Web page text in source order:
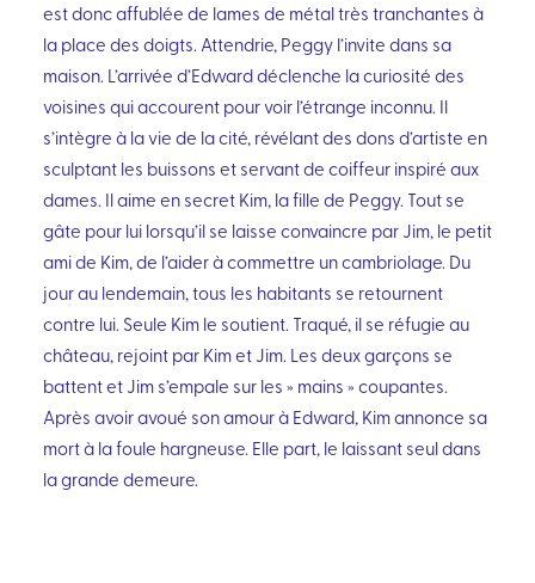
est donc affublée de lames de métal très tranchantes à
la place des doigts. Attendrie, Peggy l’invite dans sa
maison. L’arrivée d’Edward déclenche la curiosité des
voisines qui accourent pour voir l’étrange inconnu. Il
s’intègre à la vie de la cité, révélant des dons d’artiste en
sculptant les buissons et servant de coiffeur inspiré aux
dames. Il aime en secret Kim, la fille de Peggy. Tout se
gâte pour lui lorsqu’il se laisse convaincre par Jim, le petit
ami de Kim, de l’aider à commettre un cambriolage. Du
jour au lendemain, tous les habitants se retournent
contre lui. Seule Kim le soutient. Traqué, il se réfugie au
château, rejoint par Kim et Jim. Les deux garçons se
battent et Jim s’empale sur les » mains » coupantes.
Après avoir avoué son amour à Edward, Kim annonce sa
mort à la foule hargneuse. Elle part, le laissant seul dans
la grande demeure.